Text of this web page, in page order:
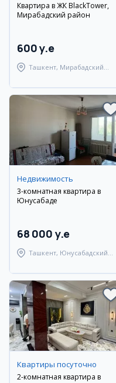
Квартира в ЖК BlackTower,
Мирабадский район
600 y.e
Ташкент, Мирабадский
Недвижимость
3-комнатная квартира в
Юнусабаде
68 000 y.e
Ташкент, Юнусабадский
Квартиры посуточно
2-комнатная квартира в